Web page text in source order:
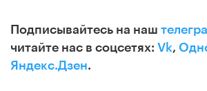
Подписывайтесь на наш
читайте нас в соцсетях: Vk,
Яндекс.Дзен.